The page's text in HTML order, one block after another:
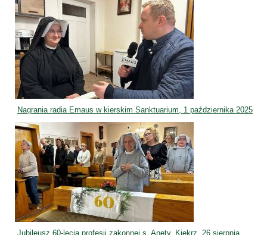
Nagrania radia Emaus w kierskim Sanktuarium, 1 października 2025
Jubileusz 60-lecia profesji zakonnej s. Anety, Kiekrz, 26 sierpnia